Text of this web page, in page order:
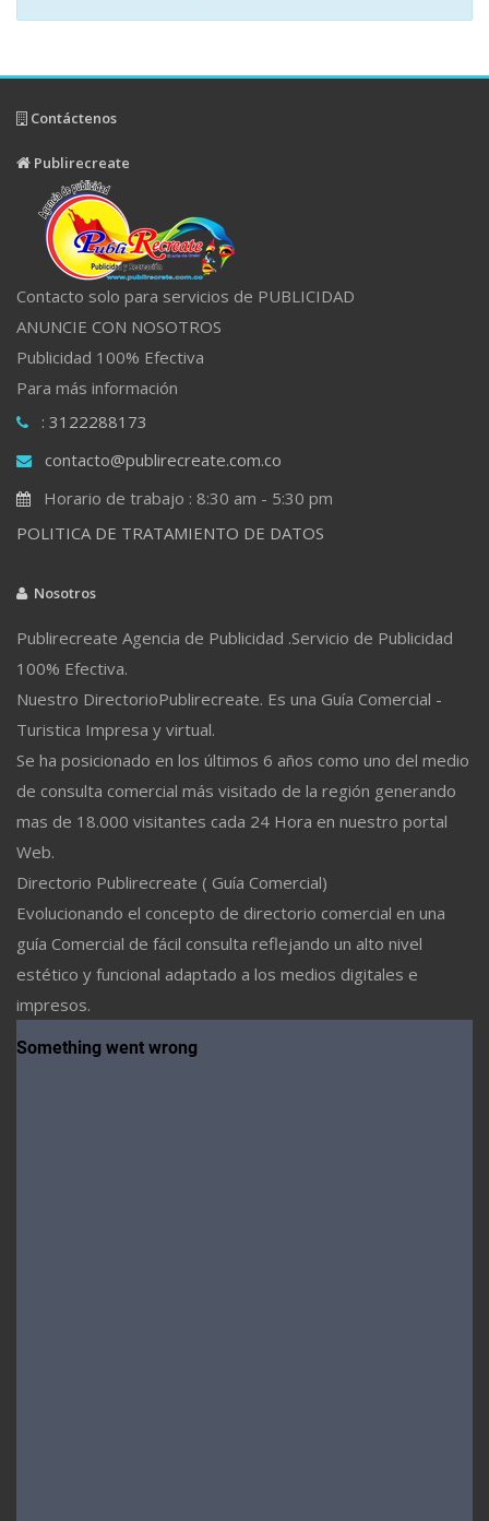
Contáctenos
Publirecreate
Contacto solo para servicios de PUBLICIDAD
ANUNCIE CON NOSOTROS
Publicidad 100% Efectiva
Para más información
: 3122288173
contacto@publirecreate.com.co
Horario de trabajo : 8:30 am - 5:30 pm
POLITICA DE TRATAMIENTO DE DATOS
Nosotros
Publirecreate Agencia de Publicidad .Servicio de Publicidad
100% Efectiva.
Nuestro DirectorioPublirecreate. Es una Guía Comercial -
Turistica Impresa y virtual.
Se ha posicionado en los últimos 6 años como uno del medio
de consulta comercial más visitado de la región generando
mas de 18.000 visitantes cada 24 Hora en nuestro portal
Web.
Directorio Publirecreate ( Guía Comercial)
Evolucionando el concepto de directorio comercial en una
guía Comercial de fácil consulta reflejando un alto nivel
estético y funcional adaptado a los medios digitales e
impresos.